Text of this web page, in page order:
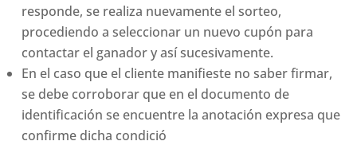
responde, se realiza nuevamente el sorteo,
procediendo a seleccionar un nuevo cupón para
contactar el ganador y así sucesivamente.
En el caso que el cliente manifieste no saber firmar,
se debe corroborar que en el documento de
identificación se encuentre la anotación expresa que
confirme dicha condició